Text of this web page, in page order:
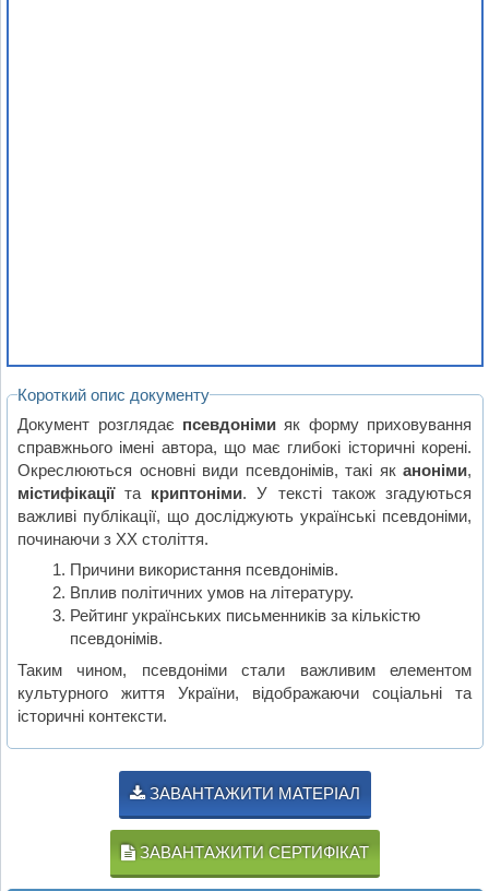
Короткий опис документу
Документ розглядає псевдоніми як форму приховування
справжнього імені автора, що має глибокі історичні корені.
Окреслюються основні види псевдонімів, такі яканоніми,
містифікаціїта криптоніми. У тексті також згадуються
важливі публікації, що досліджують українські псевдоніми,
починаючи з XX століття.
Причини використання псевдонімів.
Вплив політичних умов на літературу.
Рейтинг українських письменників за кількістю
псевдонімів.
Таким чином, псевдоніми стали важливим елементом
культурного життя України, відображаючи соціальні та
історичні контексти.
ЗАВАНТАЖИТИ МАТЕРІАЛ
ЗАВАНТАЖИТИ СЕРТИФІКАТ